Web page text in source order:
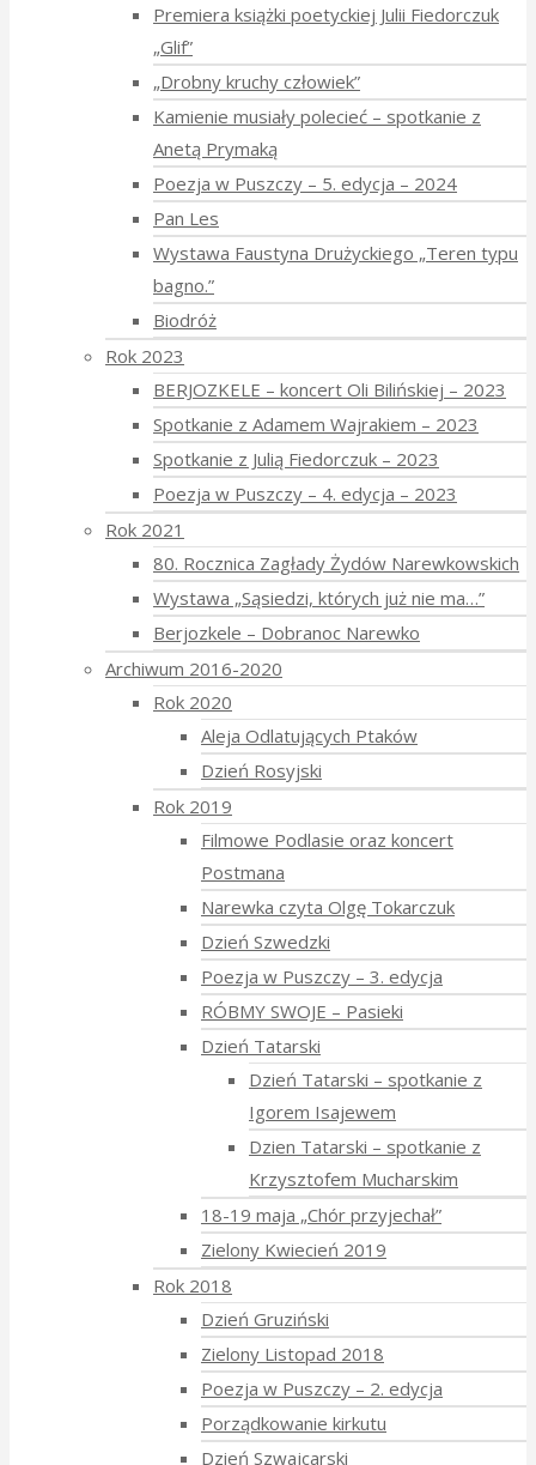
Premiera książki poetyckiej Julii Fiedorczuk
„Glif”
„Drobny kruchy człowiek”
Kamienie musiały polecieć – spotkanie z
Anetą Prymaką
Poezja w Puszczy – 5. edycja – 2024
Pan Les
Wystawa Faustyna Drużyckiego „Teren typu
bagno.”
Biodróż
Rok 2023
BERJOZKELE – koncert Oli Bilińskiej – 2023
Spotkanie z Adamem Wajrakiem – 2023
Spotkanie z Julią Fiedorczuk – 2023
Poezja w Puszczy – 4. edycja – 2023
Rok 2021
80. Rocznica Zagłady Żydów Narewkowskich
Wystawa „Sąsiedzi, których już nie ma…”
Berjozkele – Dobranoc Narewko
Archiwum 2016-2020
Rok 2020
Aleja Odlatujących Ptaków
Dzień Rosyjski
Rok 2019
Filmowe Podlasie oraz koncert
Postmana
Narewka czyta Olgę Tokarczuk
Dzień Szwedzki
Poezja w Puszczy – 3. edycja
RÓBMY SWOJE – Pasieki
Dzień Tatarski
Dzień Tatarski – spotkanie z
Igorem Isajewem
Dzien Tatarski – spotkanie z
Krzysztofem Mucharskim
18-19 maja „Chór przyjechał”
Zielony Kwiecień 2019
Rok 2018
Dzień Gruziński
Zielony Listopad 2018
Poezja w Puszczy – 2. edycja
Porządkowanie kirkutu
Dzień Szwajcarski